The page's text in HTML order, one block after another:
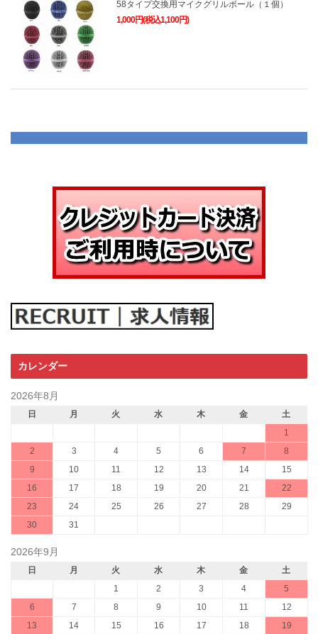
58タイプ交換用マイクグリルボール（１個）
1,000円(税込1,100円)
カレンダー
2026年8月
日 月 火 水 木 金
土
1
2
3 4 5 6 7
8
9
10 11 12 13 14
15
16
17 18 19 20 21
22
23
24 25 26 27 28
29
30
31
2026年9月
日 月 火 水 木 金
土
1
2 3 4
5
6
7 8 9 10 11
12
13
14 15 16 17 18
19